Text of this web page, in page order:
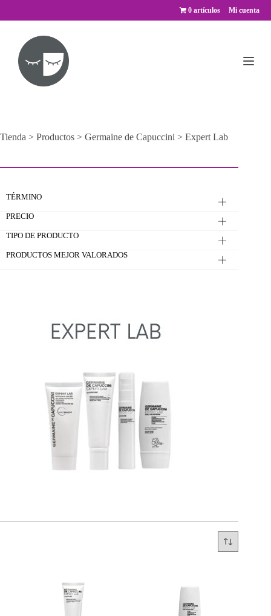
Mi cuenta
0 artículos
Tienda > Productos > Germaine de Capuccini > Expert Lab
TÉRMINO
PRECIO
TIPO DE PRODUCTO
PRODUCTOS MEJOR VALORADOS